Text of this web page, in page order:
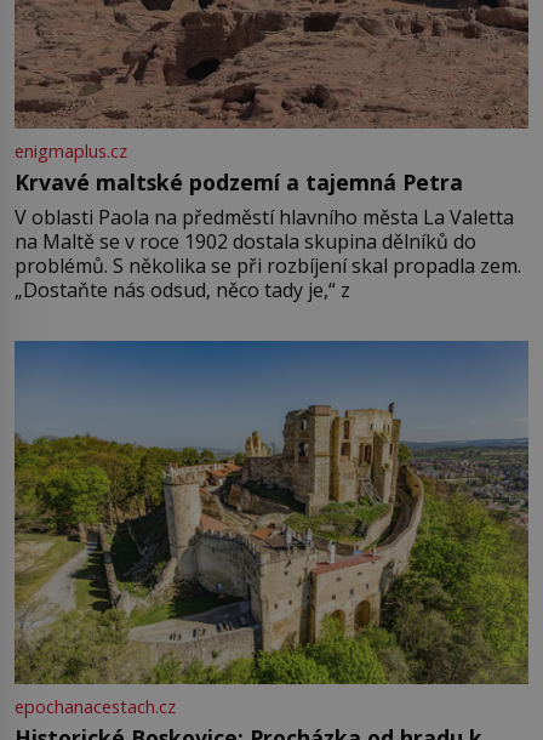
enigmaplus.cz
Krvavé maltské podzemí a tajemná Petra
V oblasti Paola na předměstí hlavního města La Valetta
na Maltě se v roce 1902 dostala skupina dělníků do
problémů. S několika se při rozbíjení skal propadla zem.
„Dostaňte nás odsud, něco tady je,“ z
epochanacestach.cz